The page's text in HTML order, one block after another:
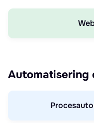
Automatisering